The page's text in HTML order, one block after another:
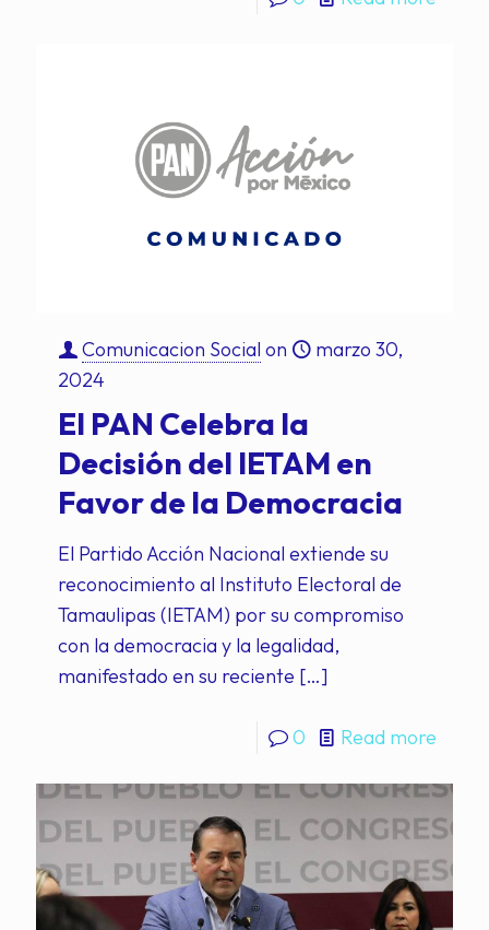
Comunicacion Social on
marzo 30,
2024
El PAN Celebra la
Decisión del IETAM en
Favor de la Democracia
El Partido Acción Nacional extiende su
reconocimiento al Instituto Electoral de
Tamaulipas (IETAM) por su compromiso
con la democracia y la legalidad,
manifestado en su reciente […]
0 Read more